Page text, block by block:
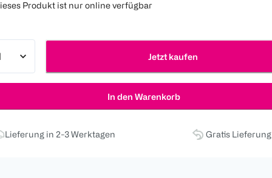
Produkt ist nur online verfügbar
Jetzt kaufen
In den Warenkorb
Lieferung in 2-3 Werktagen Gratis